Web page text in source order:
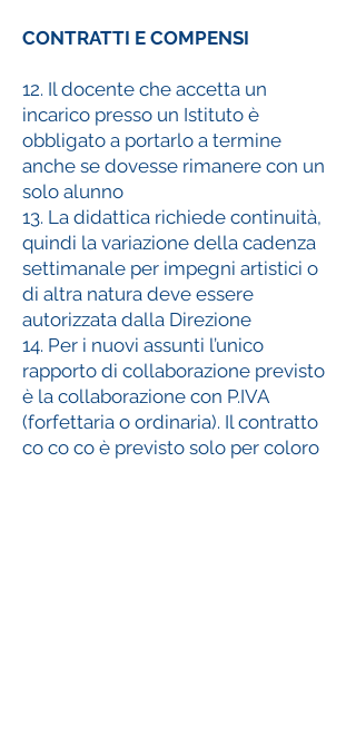
CONTRATTI E COMPENSI
12. Il docente che accetta un
incarico presso un Istituto è
obbligato a portarlo a termine
anche se dovesse rimanere con un
solo alunno
13. La didattica richiede continuità,
quindi la variazione della cadenza
settimanale per impegni artistici o
di altra natura deve essere
autorizzata dalla Direzione
14. Per i nuovi assunti l’unico
rapporto di collaborazione previsto
è la collaborazione con P.IVA
(forfettaria o ordinaria). Il contratto
co co co è previsto solo per coloro